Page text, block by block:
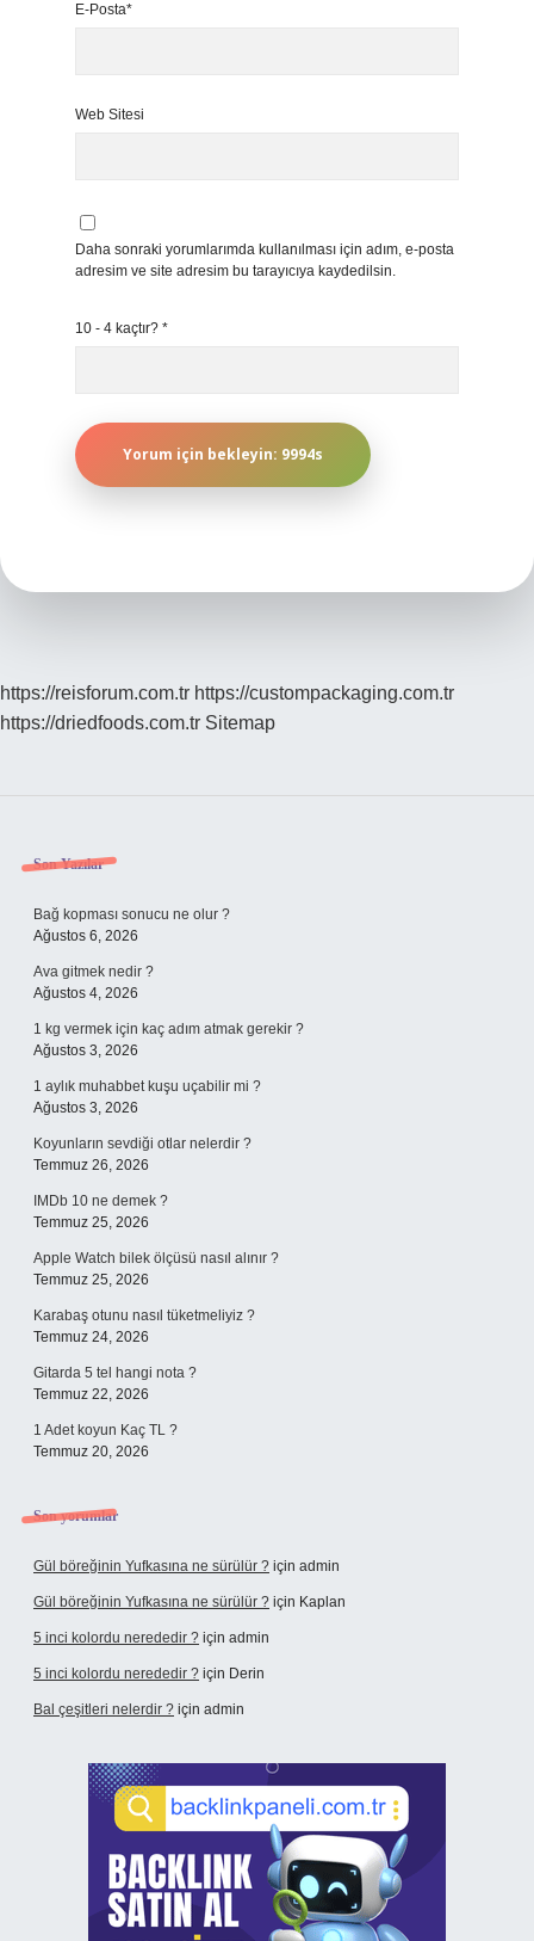
E-Posta*
Web Sitesi
Daha sonraki yorumlarımda kullanılması için adım, e-posta
adresim ve site adresim bu tarayıcıya kaydedilsin.
10 - 4 kaçtır? *
https://reisforum.com.tr https://custompackaging.com.tr
https://driedfoods.com.tr Sitemap
Sidebar
Son Yazılar
Bağ kopması sonucu ne olur ?
Ağustos 6, 2026
Ava gitmek nedir ?
Ağustos 4, 2026
1 kg vermek için kaç adım atmak gerekir ?
Ağustos 3, 2026
1 aylık muhabbet kuşu uçabilir mi ?
Ağustos 3, 2026
Koyunların sevdiği otlar nelerdir ?
Temmuz 26, 2026
IMDb 10 ne demek ?
Temmuz 25, 2026
Apple Watch bilek ölçüsü nasıl alınır ?
Temmuz 25, 2026
Karabaş otunu nasıl tüketmeliyiz ?
Temmuz 24, 2026
Gitarda 5 tel hangi nota ?
Temmuz 22, 2026
1 Adet koyun Kaç TL ?
Temmuz 20, 2026
Son yorumlar
Gül böreğinin Yufkasına ne sürülür ? için admin
Gül böreğinin Yufkasına ne sürülür ? için Kaplan
5 inci kolordu nerededir ? için admin
5 inci kolordu nerededir ? için Derin
Bal çeşitleri nelerdir ? için admin